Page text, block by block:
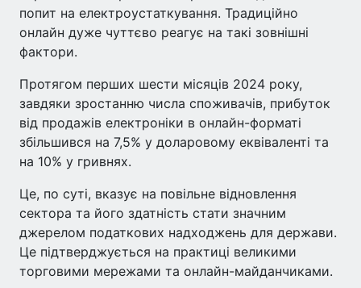
попит на електроустаткування. Традиційно
онлайн дуже чуттєво реагує на такі зовнішні
фактори.
Протягом перших шести місяців 2024 року,
завдяки зростанню числа споживачів, прибуток
від продажів електроніки в онлайн-форматі
збільшився на 7,5% у доларовому еквіваленті та
на 10% у гривнях.
Це, по суті, вказує на повільне відновлення
сектора та його здатність стати значним
джерелом податкових надходжень для держави.
Це підтверджується на практиці великими
торговими мережами та онлайн-майданчиками.